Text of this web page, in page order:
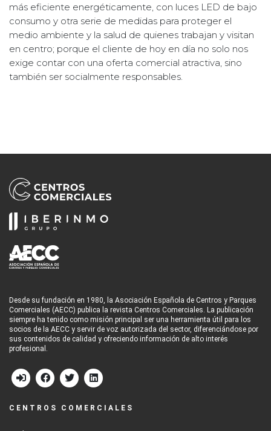
más eficiente energéticamente, con luces LED de bajo
consumo y otra serie de medidas para proteger el
medio ambiente y la salud de quienes trabajan y visitan
en centro; porque el cliente de hoy en día no solo nos
exige contar con una oferta comercial atractiva, sino
también ser socialmente responsables.
Desde su fundación en 1980, la Asociación Española de Centros y Parques
Comerciales (AECC) publica la revista Centros Comerciales. La publicación
siempre ha tenido como misión principal ser una herramienta útil para los
socios de la AECC y servir de voz autorizada del sector, diferenciándose por
sus contenidos de calidad y ofreciendo información de alto interés
profesional.
CENTROS COMERCIALES